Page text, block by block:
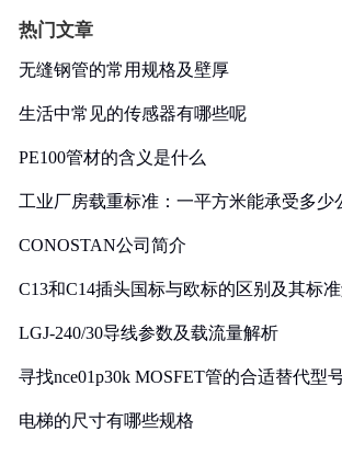
热门文章
无缝钢管的常用规格及壁厚
生活中常见的传感器有哪些呢
PE100管材的含义是什么
工业厂房载重标准：一平方米能承受多少
CONOSTAN公司简介
C13和C14插头国标与欧标的区别及其标
LGJ-240/30导线参数及载流量解析
寻找nce01p30k MOSFET管的合适替代型
电梯的尺寸有哪些规格